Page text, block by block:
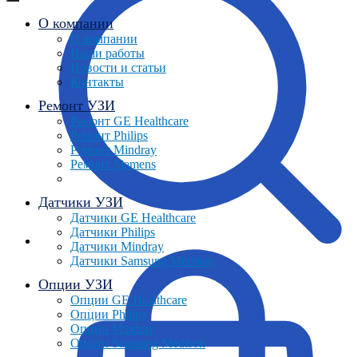
О компании
О компании
Наши работы
Новости и статьи
Контакты
Ремонт УЗИ
Ремонт GE Healthcare
Ремонт Philips
Ремонт Mindray
Ремонт Siemens
Датчики УЗИ
Датчики GE Healthcare
Датчики Philips
Датчики Mindray
Датчики Samsung Medison
Опции УЗИ
Опции GE Healthcare
Опции Philips
Опции Mindray
Опции Samsung Medison